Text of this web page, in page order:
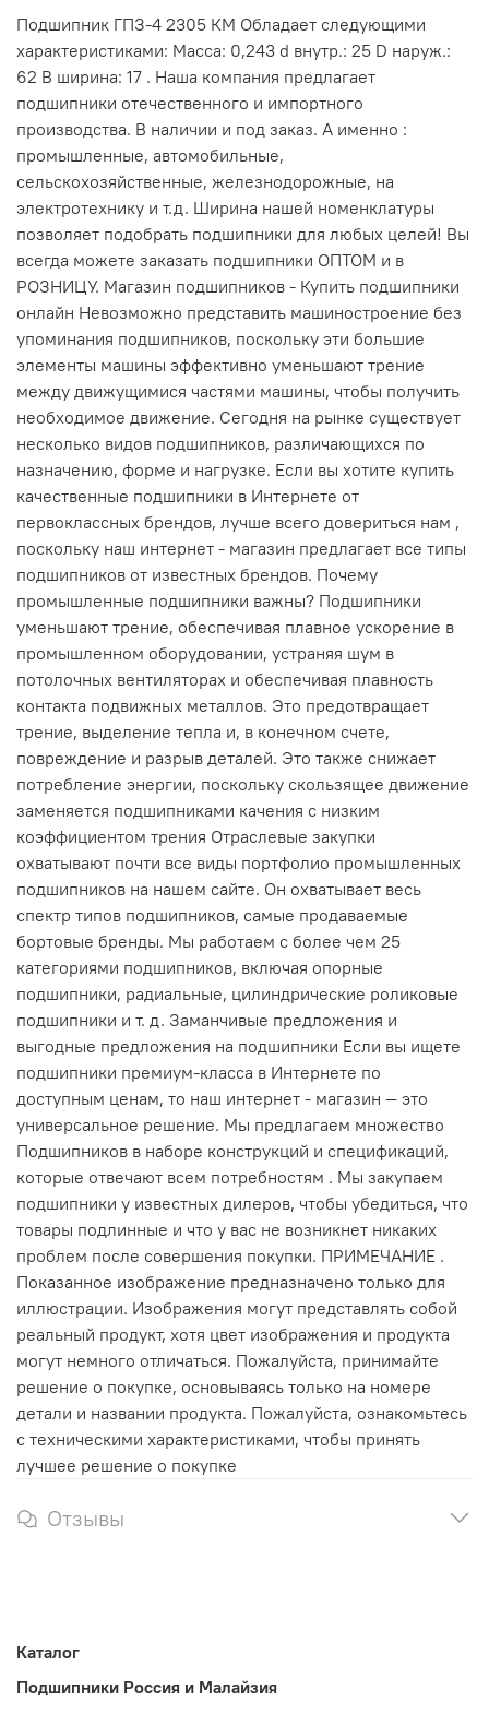
Подшипник ГПЗ-4 2305 КМ Обладает следующими
характеристиками: Масса: 0,243 d внутр.: 25 D наруж.:
62 В ширина: 17 . Наша компания предлагает
подшипники отечественного и импортного
производства. В наличии и под заказ. А именно :
промышленные, автомобильные,
сельскохозяйственные, железнодорожные, на
электротехнику и т.д. Ширина нашей номенклатуры
позволяет подобрать подшипники для любых целей! Вы
всегда можете заказать подшипники ОПТОМ и в
РОЗНИЦУ. Магазин подшипников - Купить подшипники
онлайн Невозможно представить машиностроение без
упоминания подшипников, поскольку эти большие
элементы машины эффективно уменьшают трение
между движущимися частями машины, чтобы получить
необходимое движение. Сегодня на рынке существует
несколько видов подшипников, различающихся по
назначению, форме и нагрузке. Если вы хотите купить
качественные подшипники в Интернете от
первоклассных брендов, лучше всего довериться нам ,
поскольку наш интернет - магазин предлагает все типы
подшипников от известных брендов. Почему
промышленные подшипники важны? Подшипники
уменьшают трение, обеспечивая плавное ускорение в
промышленном оборудовании, устраняя шум в
потолочных вентиляторах и обеспечивая плавность
контакта подвижных металлов. Это предотвращает
трение, выделение тепла и, в конечном счете,
повреждение и разрыв деталей. Это также снижает
потребление энергии, поскольку скользящее движение
заменяется подшипниками качения с низким
коэффициентом трения Отраслевые закупки
охватывают почти все виды портфолио промышленных
подшипников на нашем сайте. Он охватывает весь
спектр типов подшипников, самые продаваемые
бортовые бренды. Мы работаем с более чем 25
категориями подшипников, включая опорные
подшипники, радиальные, цилиндрические роликовые
подшипники и т. д. Заманчивые предложения и
выгодные предложения на подшипники Если вы ищете
подшипники премиум-класса в Интернете по
доступным ценам, то наш интернет - магазин — это
универсальное решение. Мы предлагаем множество
Подшипников в наборе конструкций и спецификаций,
которые отвечают всем потребностям . Мы закупаем
подшипники у известных дилеров, чтобы убедиться, что
товары подлинные и что у вас не возникнет никаких
проблем после совершения покупки. ПРИМЕЧАНИЕ .
Показанное изображение предназначено только для
иллюстрации. Изображения могут представлять собой
реальный продукт, хотя цвет изображения и продукта
могут немного отличаться. Пожалуйста, принимайте
решение о покупке, основываясь только на номере
детали и названии продукта. Пожалуйста, ознакомьтесь
с техническими характеристиками, чтобы принять
лучшее решение о покупке
Отзывы
Каталог
Подшипники Россия и Малайзия